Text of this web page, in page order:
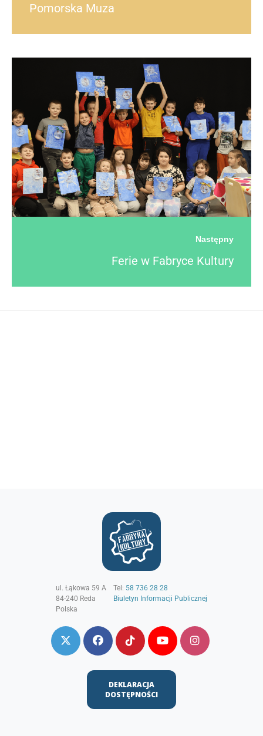
Pomorska Muza
Następny
Ferie w Fabryce Kultury
ul. Łąkowa 59 A
84-240 Reda
Polska
Tel: 58 736 28 28
Biuletyn Informacji Publicznej
DEKLARACJA
DOSTĘPNOŚCI